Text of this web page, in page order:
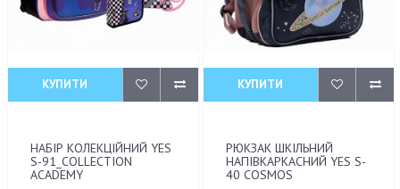
КУПИТИ
НАБІР КОЛЕКЦІЙНИЙ YES
S-91_COLLECTION
ACADEMY
КУПИТИ
РЮКЗАК ШКІЛЬНИЙ
НАПІВКАРКАСНИЙ YES S-
40 COSMOS